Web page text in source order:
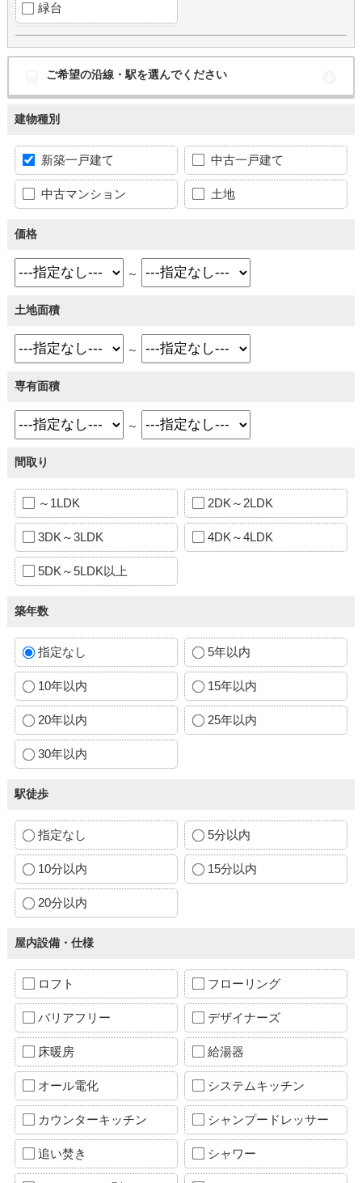
緑台
ご希望の沿線・駅を選んでください
建物種別
新築一戸建て 中古一戸建て
中古マンション 土地
価格
～
土地面積
～
専有面積
～
間取り
～1LDK 2DK～2LDK
3DK～3LDK 4DK～4LDK
5DK～5LDK以上
築年数
指定なし 5年以内
10年以内 15年以内
20年以内 25年以内
30年以内
駅徒歩
指定なし 5分以内
10分以内 15分以内
20分以内
屋内設備・仕様
ロフト フローリング
バリアフリー デザイナーズ
床暖房 給湯器
オール電化 システムキッチン
カウンターキッチン シャンプードレッサー
追い焚き シャワー